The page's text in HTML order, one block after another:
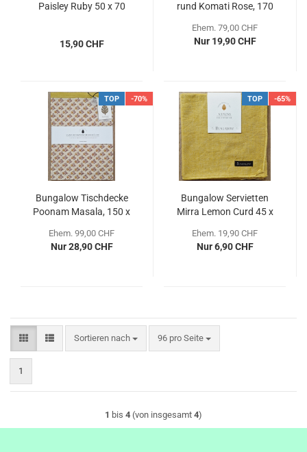
Paisley Ruby 50 x 70
15,90 CHF
rund Komati Rose, 170
Ehem. 79,00 CHF
Nur 19,90 CHF
TOP -70%
Bungalow Tischdecke
Poonam Masala, 150 x
Ehem. 99,00 CHF
Nur 28,90 CHF
TOP -65%
Bungalow Servietten
Mirra Lemon Curd 45 x
Ehem. 19,90 CHF
Nur 6,90 CHF
Sortieren nach
Sortieren nach 96 pro Seite
pro Seite
1
1 bis 4 (von insgesamt 4)